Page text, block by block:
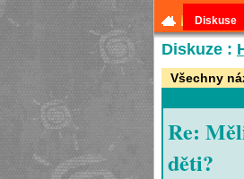
Diskuse
Diskuze :
Všechny
Re:
děti?